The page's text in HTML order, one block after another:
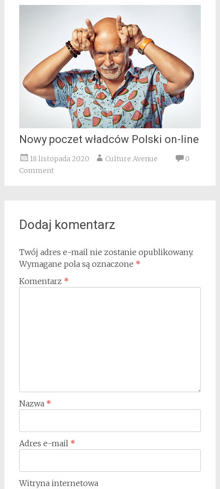
Nowy poczet władców Polski on-line
18 listopada 2020 Culture Avenue
0
Comment
Dodaj komentarz
Twój adres e-mail nie zostanie opublikowany.
Wymagane pola są oznaczone *
Komentarz *
Nazwa *
Adres e-mail *
Witryna internetowa